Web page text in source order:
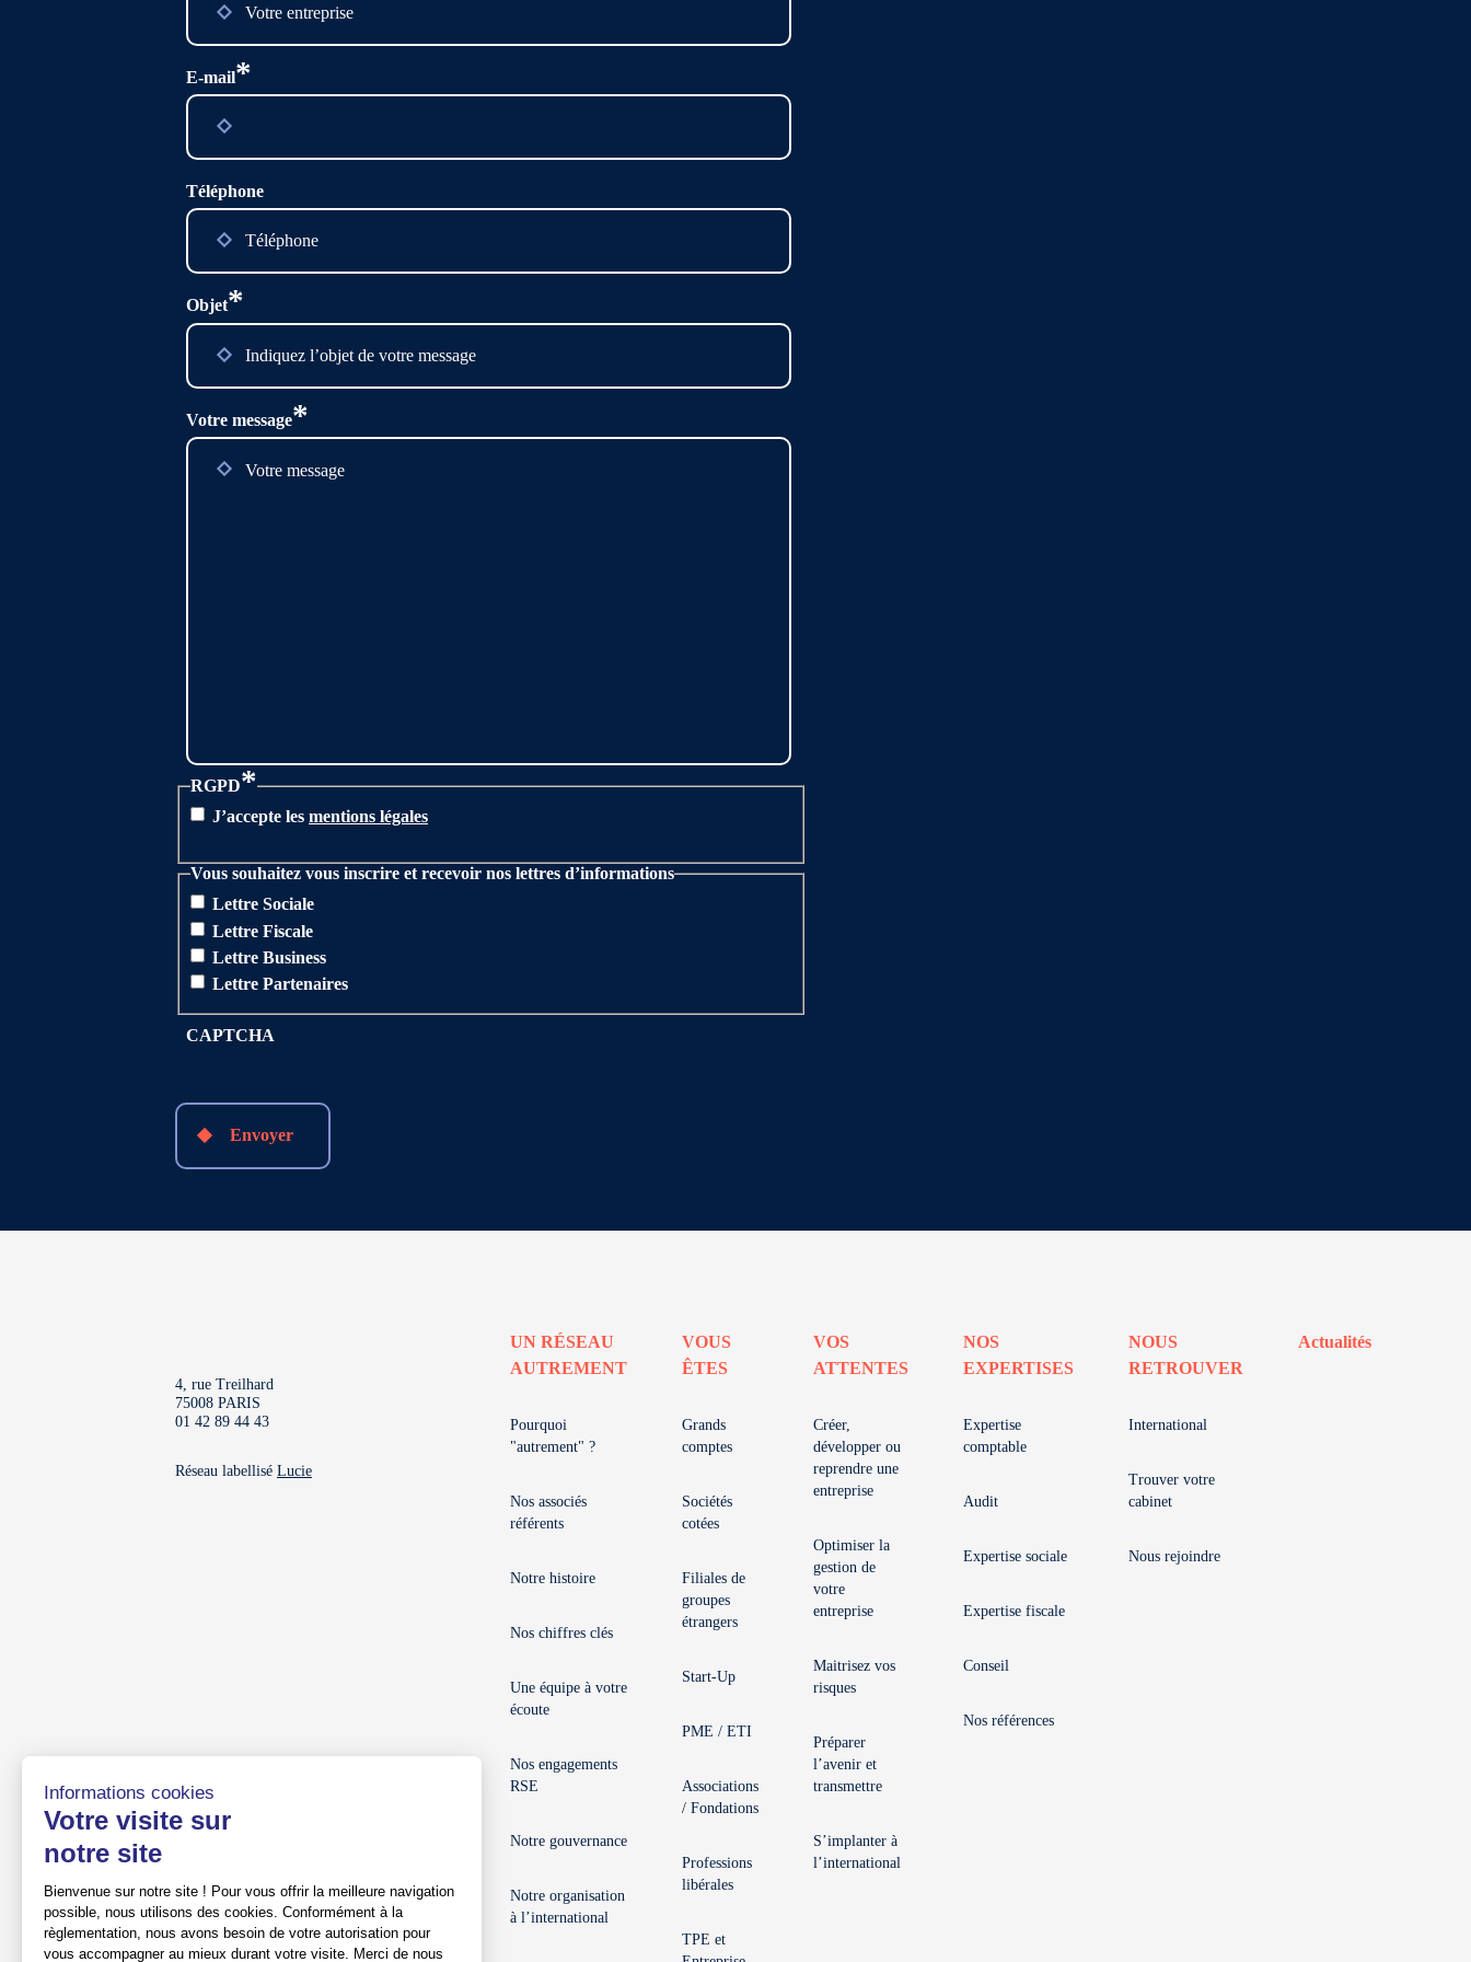
E-mail*
Téléphone
Objet*
Votre message*
RGPD*
J’accepte les mentions légales
Vous souhaitez vous inscrire et recevoir nos lettres d’informations
Lettre Sociale
Lettre Fiscale
Lettre Business
Lettre Partenaires
CAPTCHA
Envoyer
4, rue Treilhard
75008 PARIS
01 42 89 44 43
Réseau labellisé Lucie
UN RÉSEAU
AUTREMENT
Pourquoi
"autrement" ?
Nos associés
référents
Notre histoire
Nos chiffres clés
Une équipe à votre
écoute
Nos engagements
RSE
Notre gouvernance
Notre organisation
à l’international
VOUS
ÊTES
Grands
comptes
Sociétés
cotées
Filiales de
groupes
étrangers
Start-Up
PME / ETI
Associations
/ Fondations
Professions
libérales
TPE et
VOS
ATTENTES
Créer,
développer ou
reprendre une
entreprise
Optimiser la
gestion de
votre
entreprise
Maitrisez vos
risques
Préparer
l’avenir et
transmettre
S’implanter à
l’international
NOS
EXPERTISES
Expertise
comptable
Audit
Expertise sociale
Expertise fiscale
Conseil
Nos références
NOUS
RETROUVER
International
Trouver votre
cabinet
Nous rejoindre
Actualités